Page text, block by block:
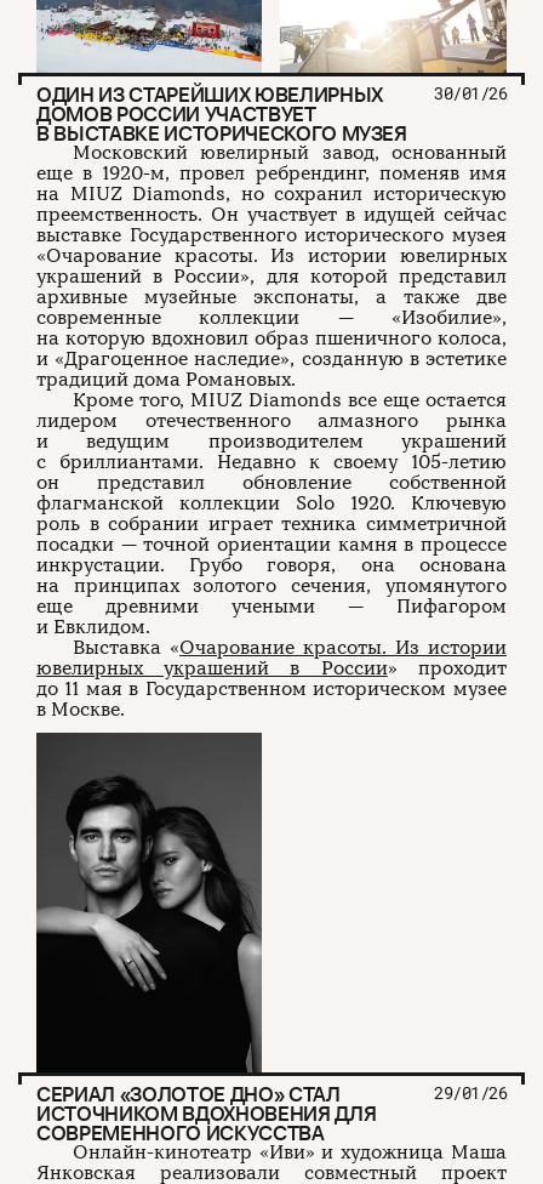
ОДИН ИЗ СТАРЕЙШИХ ЮВЕЛИРНЫХ
ДОМОВ РОССИИ УЧАСТВУЕТ
В ВЫСТАВКЕ ИСТОРИЧЕСКОГО МУЗЕЯ
30/01/26
Московский ювелирный завод, основанный
еще в 1920-м, провел ребрендинг, поменяв имя
на MIUZ Diamonds, но сохранил историческую
преемственность. Он участвует в идущей сейчас
выставке Государственного исторического музея
«Очарование красоты. Из истории ювелирных
украшений в России», для которой представил
архивные музейные экспонаты, а также две
современные коллекции — «Изобилие»,
на которую вдохновил образ пшеничного колоса,
и «Драгоценное наследие», созданную в эстетике
традиций дома Романовых.
Кроме того, MIUZ Diamonds все еще остается
лидером отечественного алмазного рынка
и ведущим производителем украшений
с бриллиантами. Недавно к своему 105-летию
он представил обновление собственной
флагманской коллекции Solo 1920. Ключевую
роль в собрании играет техника симметричной
посадки — точной ориентации камня в процессе
инкрустации. Грубо говоря, она основана
на принципах золотого сечения, упомянутого
еще древними учеными — Пифагором
и Евклидом.
Выставка «Очарование красоты. Из истории
ювелирных украшений в России» проходит
до 11 мая в Государственном историческом музее
в Москве.
СЕРИАЛ «ЗОЛОТОЕ ДНО» СТАЛ
ИСТОЧНИКОМ ВДОХНОВЕНИЯ ДЛЯ
СОВРЕМЕННОГО ИСКУССТВА
29/01/26
Онлайн-кинотеатр «Иви» и художница Маша
Янковская реализовали совместный проект